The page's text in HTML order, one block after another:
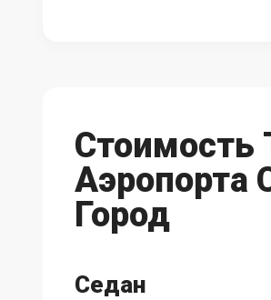
Стоимость
Аэропорта
Город
Седан